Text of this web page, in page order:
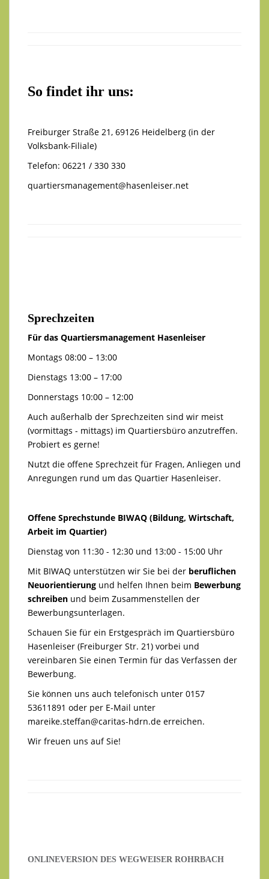
So findet ihr uns:
Freiburger Straße 21, 69126 Heidelberg (in der
Volksbank-Filiale)
Telefon: 06221 / 330 330
quartiersmanagement@hasenleiser.net
Sprechzeiten
Für das Quartiersmanagement Hasenleiser
Montags 08:00 – 13:00
Dienstags 13:00 – 17:00
Donnerstags 10:00 – 12:00
Auch außerhalb der Sprechzeiten sind wir meist
(vormittags - mittags) im Quartiersbüro anzutreffen.
Probiert es gerne!
Nutzt die offene Sprechzeit für Fragen, Anliegen und
Anregungen rund um das Quartier Hasenleiser.
Offene Sprechstunde BIWAQ (Bildung, Wirtschaft,
Arbeit im Quartier)
Dienstag von 11:30 - 12:30 und 13:00 - 15:00 Uhr
Mit BIWAQ unterstützen wir Sie bei der beruflichen
Neuorientierung und helfen Ihnen beim Bewerbung
schreiben und beim Zusammenstellen der
Bewerbungsunterlagen.
Schauen Sie für ein Erstgespräch im Quartiersbüro
Hasenleiser (Freiburger Str. 21) vorbei und
vereinbaren Sie einen Termin für das Verfassen der
Bewerbung.
Sie können uns auch telefonisch unter 0157
53611891 oder per E-Mail unter
mareike.steffan@caritas-hdrn.de erreichen.
Wir freuen uns auf Sie!
ONLINEVERSION DES WEGWEISER ROHRBACH